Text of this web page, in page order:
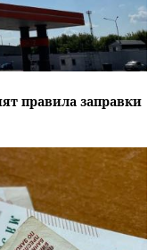
правила заправки